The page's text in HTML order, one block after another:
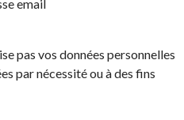
email
pas vos données personnelles
par nécessité ou à des fins